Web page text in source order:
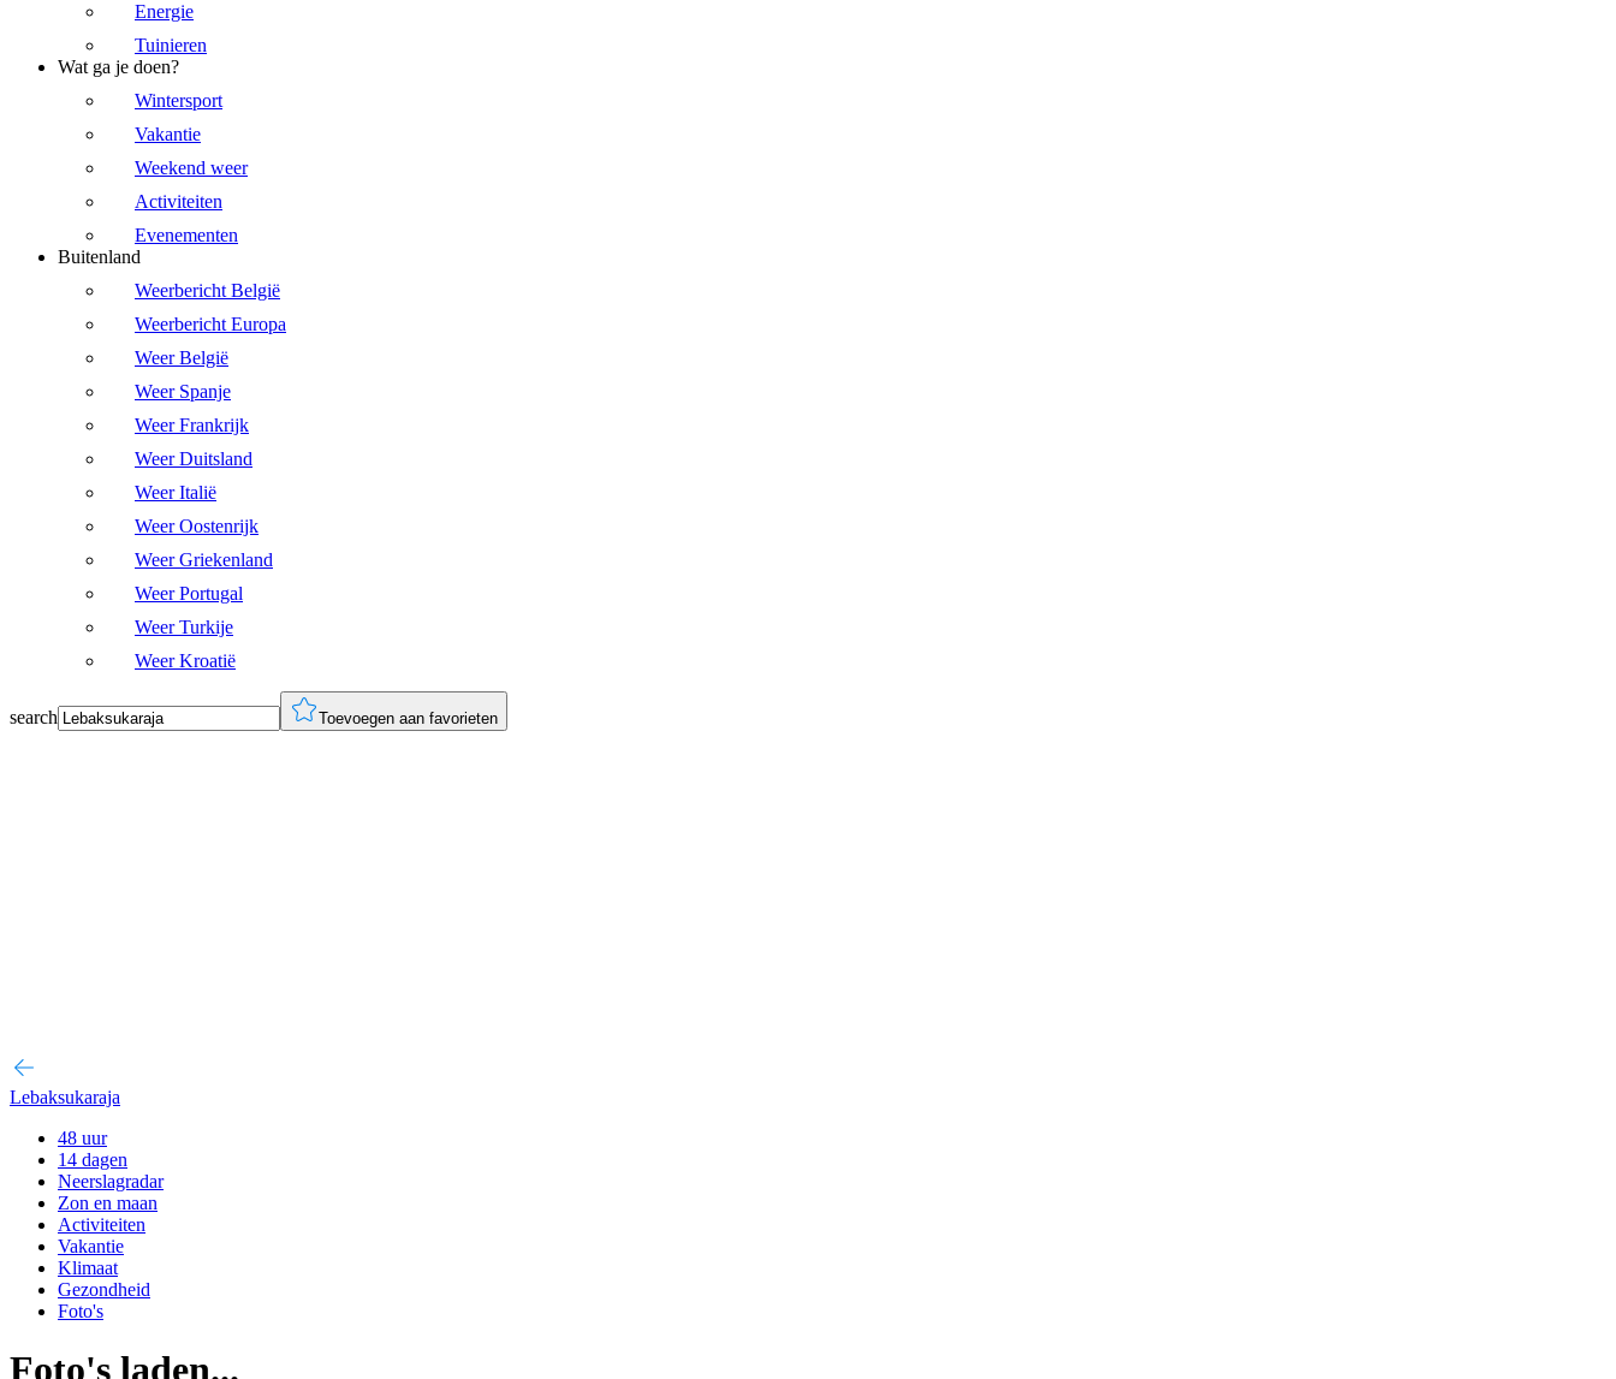
Energie
Tuinieren
Wat ga je doen?
Wintersport
Vakantie
Weekend weer
Activiteiten
Evenementen
Buitenland
Weerbericht België
Weerbericht Europa
Weer België
Weer Spanje
Weer Frankrijk
Weer Duitsland
Weer Italië
Weer Oostenrijk
Weer Griekenland
Weer Portugal
Weer Turkije
Weer Kroatië
search Toevoegen aan favorieten
Lebaksukaraja
48 uur
14 dagen
Neerslagradar
Zon en maan
Activiteiten
Vakantie
Klimaat
Gezondheid
Foto's
Foto's laden...